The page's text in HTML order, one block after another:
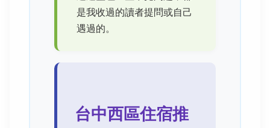
是我收過的讀者提問或自己
遇過的。
台中西區住宿推